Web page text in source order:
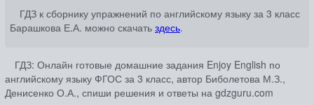
ГДЗ к сборнику упражнений по английскому языку за 3 класс
Барашкова Е.А. можно скачать здесь.
ГДЗ: Онлайн готовые домашние задания Enjoy English по
английскому языку ФГОС за 3 класс, автор Биболетова М.З.,
Денисенко О.А., спиши решения и ответы на gdzguru.com